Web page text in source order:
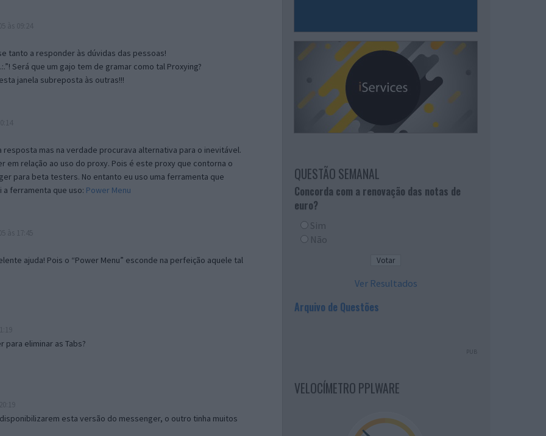
tanto a responder às dúvidas das pessoas!
Será que um gajo tem de gramar como tal Proxying?
janela subreposta às outras!!!
mas na verdade procurava alternativa para o inevitável.
em relação ao uso do proxy. Pois é este proxy que contorna o
para beta testers. No entanto eu uso uma ferramenta que
ferramenta que uso: Power Menu
ajuda! Pois o “Power Menu” esconde na perfeição aquele tal
para eliminar as Tabs?
esta versão do messenger, o outro tinha muitos
QUESTÃO SEMANAL
Concorda com a renovação das notas de
euro?
Sim
Não
Ver Resultados
Arquivo de Questões
PUB
VELOCÍMETRO PPLWARE